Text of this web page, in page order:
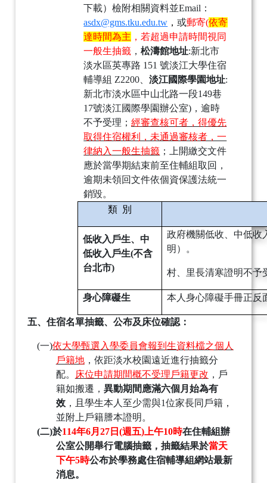
下載）檢附相關資料並Email ：
asdx@gms.tku.edu.tw ，或郵寄(依寄
達時間為主 ，若超過申請時間視同
一般生抽籤 ，松濤館地址:新北市
淡水區英專路 151號淡江大學住宿
輔導組 Z2200、淡江國際學園地址:
新北市淡水區中山北路一段149巷
17號淡江國際學園辦公室) ，逾時
不予受理；經審查核可者，得優先
取得住宿權利，未通過審核者，一
律納入一般生抽籤 ；上開繳交文件
應於當學期結束前至住輔組取回，
逾期未領回文件依個資保護法統一
銷毀。
類 別
低收入戶生、中
低收入戶生(不含
台北市)
政府機關低收、中低收
明）。
村、里長清寒證明不予
身心障礙生 本人身心障礙手冊正反
五、 住宿名單抽籤、公布及床位確認：
(一)依大學甄選入學委員會報到生資料檔之個人
戶籍地，依距淡水校園遠近進行抽籤分
配。 床位申請期間概不受理戶籍更改 ，戶
籍如搬遷， 異動期間應滿六個月始為有
效，且學生本人至少需與1位家長同戶籍，
並附上戶籍謄本證明。
(二)於114年6月 27日 (週五)上午10時在住輔組辦
公室公開舉行電腦抽籤，抽籤結果於當天
下午5時公布於學務處住宿輔導組網站最新
消息。